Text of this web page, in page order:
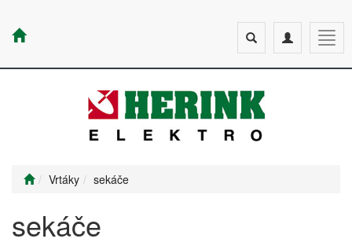
Toggle
navigation
Toggle
search
Vrtáky sekáče
sekáče